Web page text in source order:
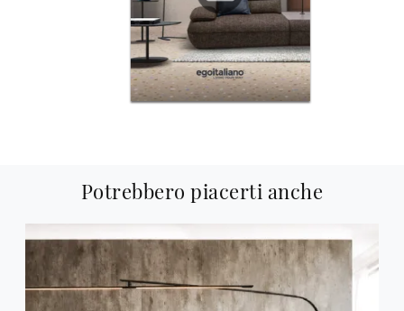
Potrebbero piacerti anche